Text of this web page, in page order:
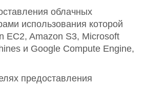
облачных
использования которой
EC2, Amazon S3, Microsoft
и Google Compute Engine,
предоставления